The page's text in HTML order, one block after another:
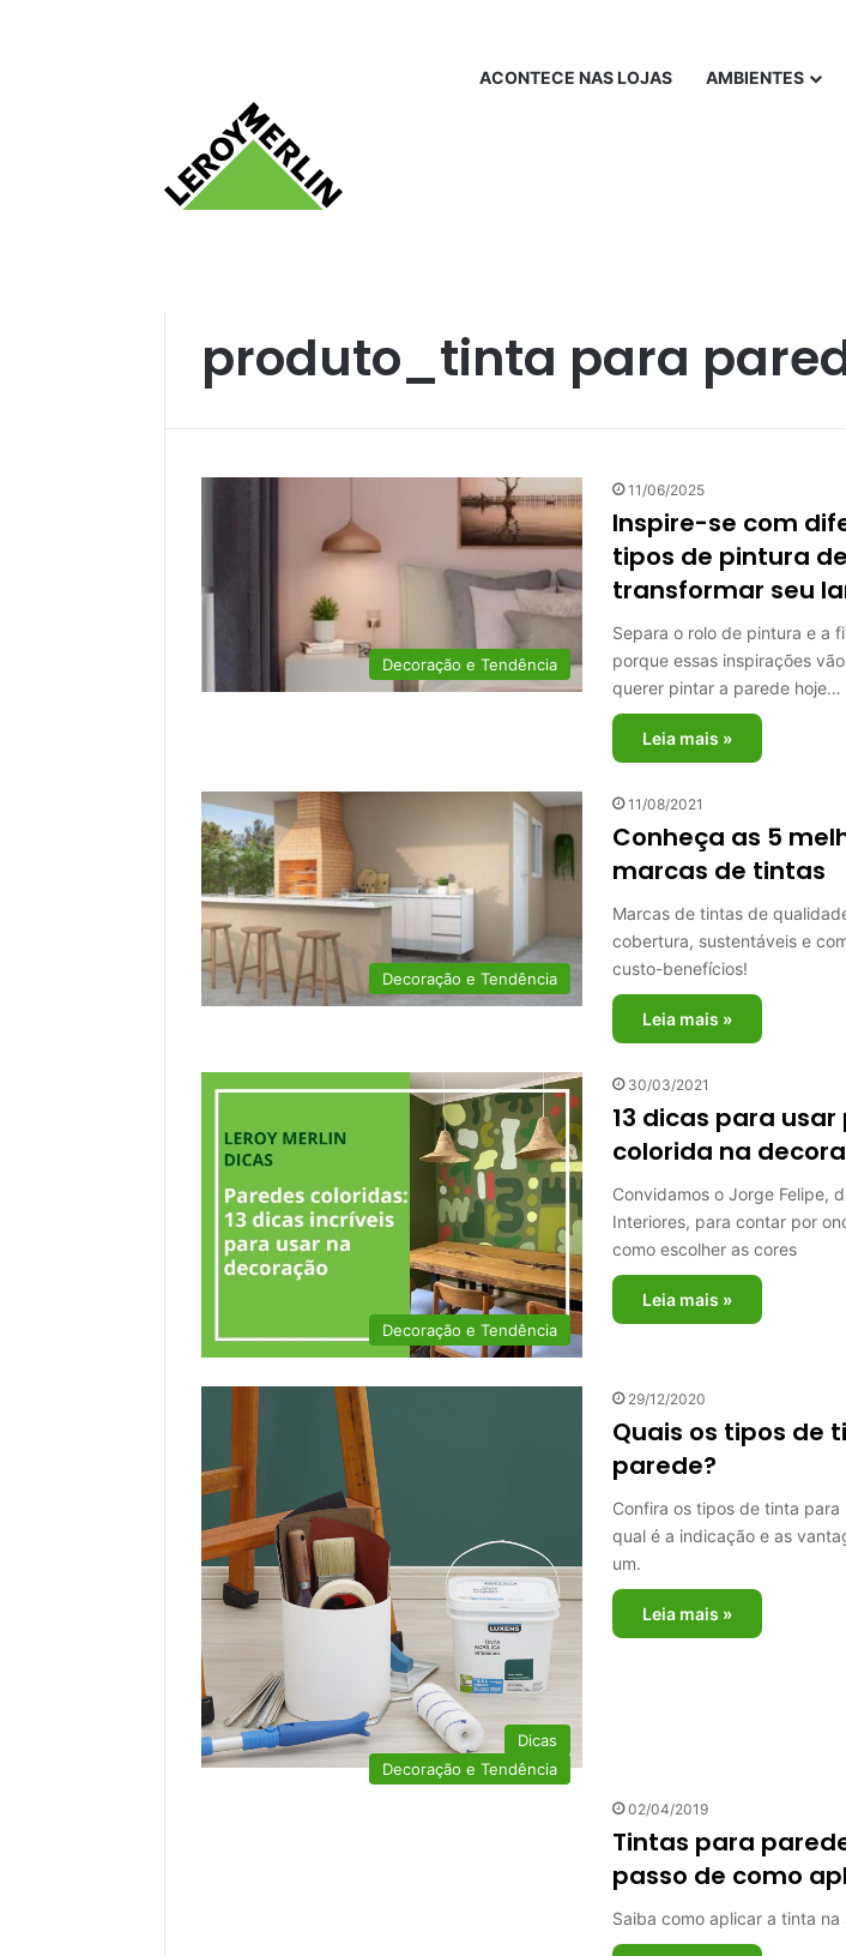
ACONTECE NAS LOJAS AMBIENTES
produto_tinta para
Decoração e Tendência
11/06/2025
Inspire-se com
tipos de pintura
transformar seu
Separa o rolo de pintura e a
porque essas inspirações
querer pintar a parede hoje…
Leia mais »
Decoração e Tendência
11/08/2021
Conheça as 5
marcas de tintas
Marcas de tintas de
cobertura, sustentáveis e
custo-benefícios!
Leia mais »
Decoração e Tendência
30/03/2021
13 dicas para
colorida na
Convidamos o Jorge Felipe,
Interiores, para contar por
como escolher as cores
Leia mais »
Dicas
29/12/2020
Quais os tipos de
parede?
Confira os tipos de tinta para
qual é a indicação e as
um.
Leia mais »
Decoração e Tendência
02/04/2019
Tintas para
passo de como
Saiba como aplicar a tinta na